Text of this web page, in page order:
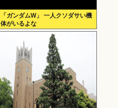
「ガンダムW」 一人クソダサい機
体がいるよな